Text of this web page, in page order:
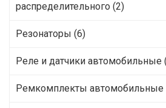
распределительного (2)
Резонаторы (6)
Реле и датчики автомобильные
Ремкомплекты автомобильные